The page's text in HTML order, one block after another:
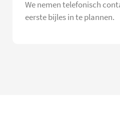
We nemen telefonisch
eerste bijles in te plannen.